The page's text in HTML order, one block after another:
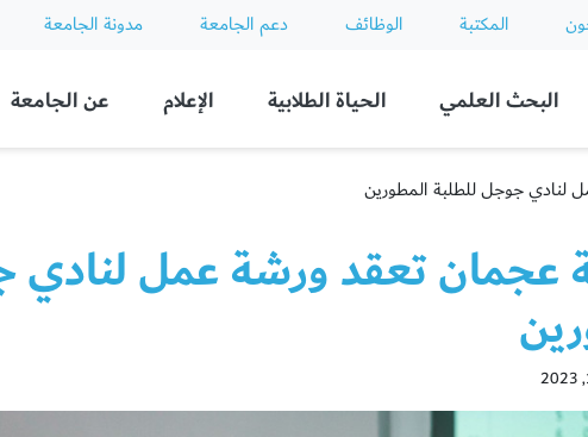
المكتبة الوظائف دعم الجامعة مدونة الجامعة
البحث العلمي الحياة الطلابية الإعلام عن الجامعة
جوجل للطلبة المطورين
عجمان تعقد ورشة عمل لنادي